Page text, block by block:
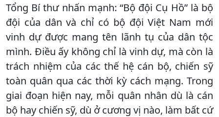
Tổng Bí thư nhấn mạnh: “Bộ đội Cụ Hồ” là bộ
đội của dân và chỉ có bộ đội Việt Nam mới
vinh dự được mang tên lãnh tụ của dân tộc
mình. Điều ấy không chỉ là vinh dự, mà còn là
trách nhiệm của các thế hệ cán bộ, chiến sỹ
toàn quân qua các thời kỳ cách mạng. Trong
giai đoạn hiện nay, mỗi quân nhân dù là cán
bộ hay chiến sỹ, dù ở cương vị nào, làm bất cứ